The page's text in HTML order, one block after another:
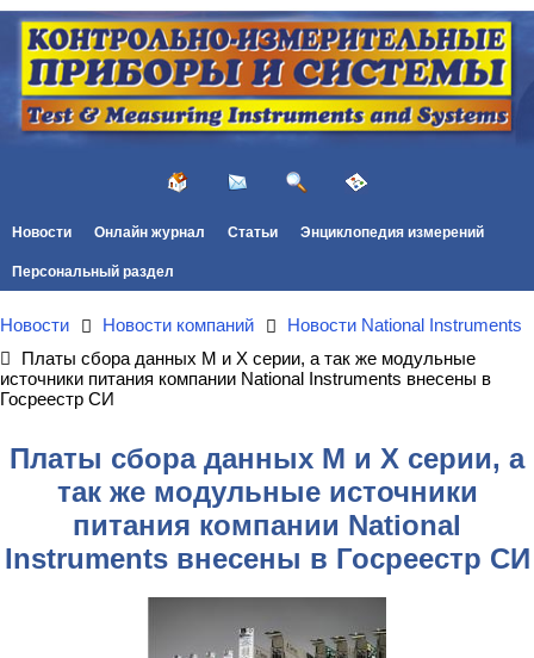
Новости Онлайн журнал Статьи Энциклопедия измерений
Персональный раздел
Новости Новости компаний
Новости National Instruments
Платы сбора данных M и Х серии, а так же модульные
источники питания компании National Instruments внесены в
Госреестр СИ
Платы сбора данных M и Х серии, а
так же модульные источники
питания компании National
Instruments внесены в Госреестр СИ